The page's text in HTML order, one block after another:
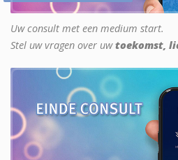
Uw consult met een medium start.
Stel uw vragen over uwtoekomst,